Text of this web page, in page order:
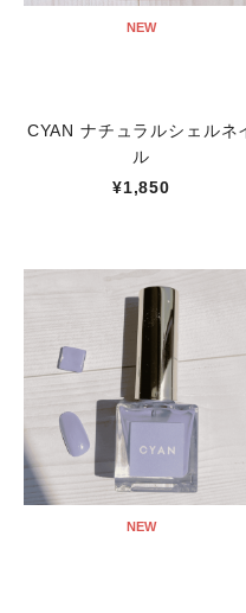
NEW
CYAN ナチュラルシェルネ
ル
¥1,850
NEW